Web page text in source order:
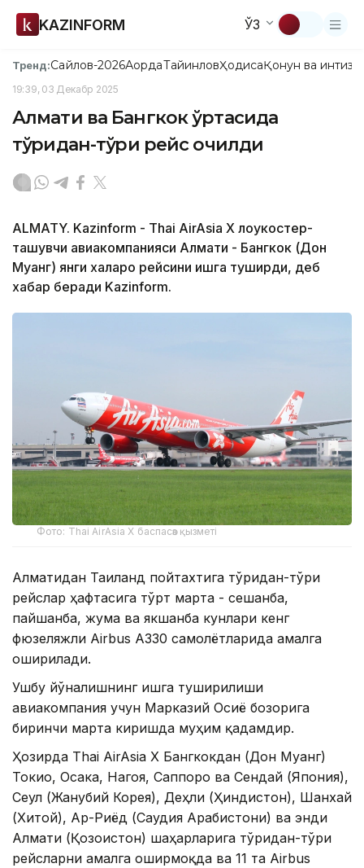
KAZINFORM ЎЗ
Тренд:Сайлов-2026АқордаТайинловҲодисаҚонун ва
19:39, 03 Декабр 2025
Алмати ва Бангкок ўртасида
тўғридан-тўғри рейс очилди
ALMATY. Kazinform - Thai AirAsia X лоукостер-
ташувчи авиакомпанияси Алмати - Бангкок (Дон
Муанг) янги халқаро рейсини ишга туширди, деб
хабар беради Kazinform.
Фото: Thai AirAsia X баспасөз қызметі
Алматидан Таиланд пойтахтига тўғридан-тўғри
рейслар ҳафтасига тўрт марта - сешанба,
пайшанба, жума ва якшанба кунлари кенг
фюзеляжли Airbus A330 самолётларида амалга
оширилади.
Ушбу йўналишнинг ишга туширилиши
авиакомпания учун Марказий Осиё бозорига
биринчи марта киришда муҳим қадамдир.
Ҳозирда Thai AirAsia X Бангкокдан (Дон Муанг)
Токио, Осака, Нагоя, Саппоро ва Сендай (Япония),
Сеул (Жанубий Корея), Деҳли (Ҳиндистон), Шанхай
(Хитой), Ар-Риёд (Саудия Арабистони) ва энди
Алмати (Қозоғистон) шаҳарларига тўғридан-тўғри
рейсларни амалга оширмоқда ва 11 та Airbus